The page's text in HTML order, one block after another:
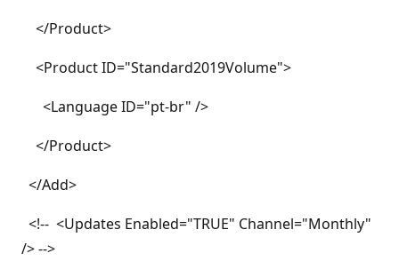
</Product>
<Product ID="Standard2019Volume">
<Language ID="pt-br" />
</Product>
</Add>
<!-- <Updates Enabled="TRUE" Channel="Monthly"
/> -->